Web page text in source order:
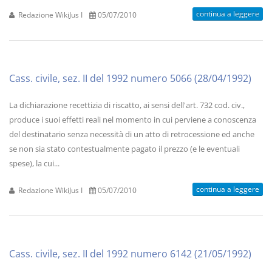
Redazione WikiJus I 05/07/2010 continua a leggere
Cass. civile, sez. II del 1992 numero 5066 (28/04/1992)
La dichiarazione recettizia di riscatto, ai sensi dell'art. 732 cod. civ.,
produce i suoi effetti reali nel momento in cui perviene a conoscenza
del destinatario senza necessità di un atto di retrocessione ed anche
se non sia stato contestualmente pagato il prezzo (e le eventuali
spese), la cui...
Redazione WikiJus I 05/07/2010 continua a leggere
Cass. civile, sez. II del 1992 numero 6142 (21/05/1992)